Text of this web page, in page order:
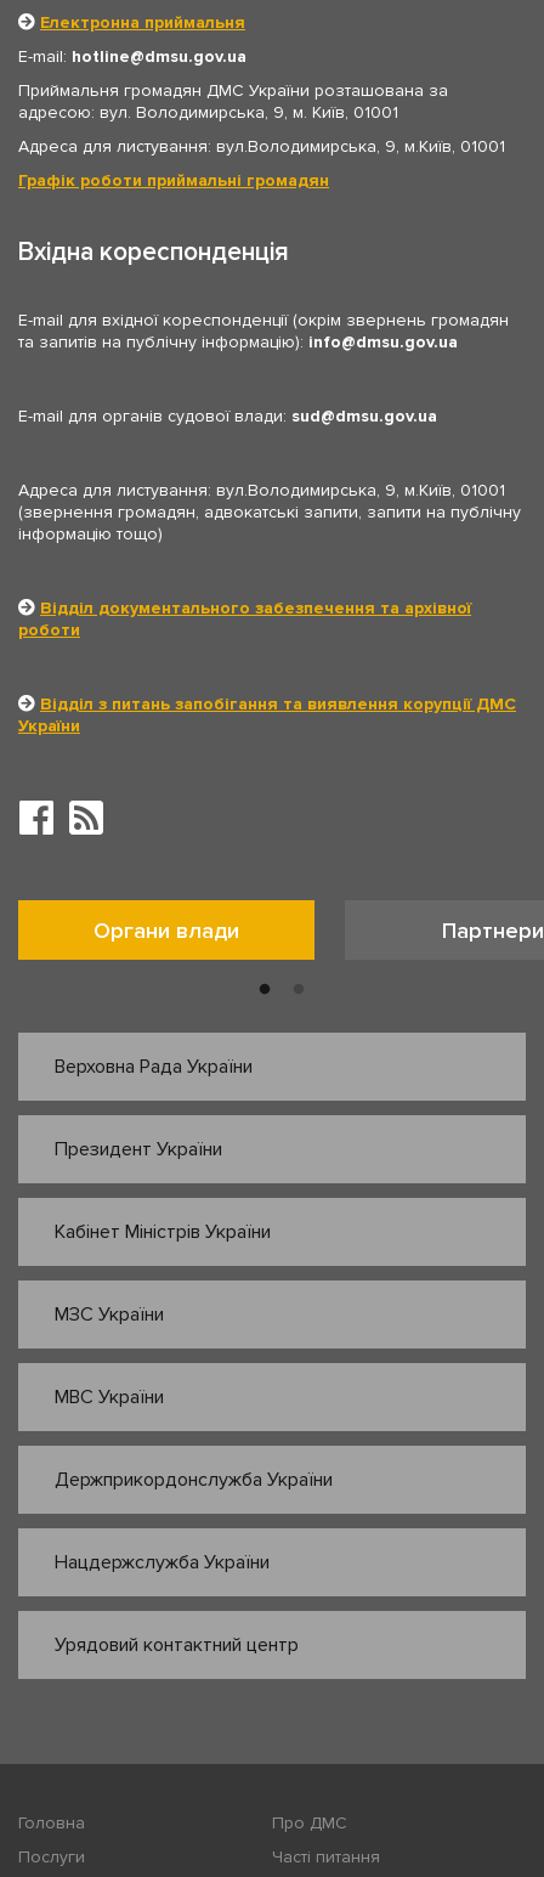
Електронна приймальня
E-mail: hotline
dmsu.gov.ua
Приймальня громадян ДМС України розташована за
адресою: вул. Володимирська, 9, м. Київ, 01001
Адреса для листування: вул.Володимирська, 9, м.Київ, 01001
Графік роботи приймальні громадян
Вхідна кореспонденція
E-mail для вхідної кореспонденції (окрім звернень громадян
та запитів на публічну інформацію): info dmsu.gov.ua
E-mail для органів судової влади: sud dmsu.gov.ua
Адреса для листування: вул.Володимирська, 9, м.Київ, 01001
(звернення громадян, адвокатські запити, запити на публічну
інформацію тощо)
Відділ документального забезпечення та архівної
роботи
Відділ з питань запобігання та виявлення корупції ДМС
України
Органи влади Партнери
Верховна Рада України
Президент України
Кабінет Міністрів України
МЗС України
МВС України
Держприкордонслужба України
Нацдержслужба України
Урядовий контактний центр
Головна
Про ДМС
Послуги
Часті питання